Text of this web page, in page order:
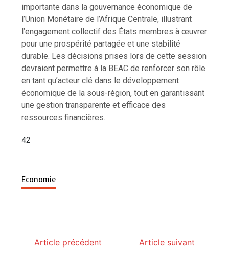
importante dans la gouvernance économique de
l’Union Monétaire de l’Afrique Centrale, illustrant
l’engagement collectif des États membres à œuvrer
pour une prospérité partagée et une stabilité
durable. Les décisions prises lors de cette session
devraient permettre à la BEAC de renforcer son rôle
en tant qu’acteur clé dans le développement
économique de la sous-région, tout en garantissant
une gestion transparente et efficace des
ressources financières.
42
Economie
Article précédent Article suivant